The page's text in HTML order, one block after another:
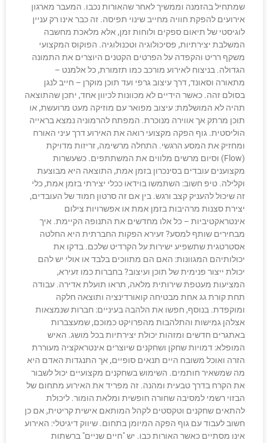
שמתחיל בהזמנה וממשיך לאחר שהאורות נכבו. המעבר מארגון
אירועים להפקת חוויה מחייב שינוי תפיסה. זה כבר אינו רק עניין
לוגיסטי של תיאום ספקים ולוחות זמן, אלא מלאכת מחשבה
המשלבת יצירתיות, פסיכולוגיה וטכנולוגיה. הפוקוס המקצועי
משקף רריט והקפדה על הפרטים הקטנים היוצרים את התמונה
הגדולה. בניצוח לאירוע מורכב כמו תזמורת, כל אלמנט –
מתאורה וסאונד, דרך עיצוב גרפי ועד תוכן מוקרן – חייב לנגן
בסולם זהה. כאשר הידיים לא מכוונות לכיוון אחד, יתכן שהתוצאה
תהיה לא המושלמת: עיצוב מפואר עם מוזיקה מעט מרועשת, או
תוכן מרתק אך אווירה מנוכרת. המפתח להרמוניה נמצא בראייה
הוליסטית. גוף הפקה מקצועי רואה את האירוע דרך עיני האורח
ומחזיק את המסע הרגשי. התחלה מרשימה, זריזות מדויקת
(Flow) וסיום מרשים מלווים את המשתתפים. כשעשרות
מקצוענים עובדים בסינכרון בזמן אמת, התוצאה היא מבוצעת
וקלילה. טיפ חשוב: השתמשו בוידאו ככלי יצירתי בזמן אמת, כלי
זה שיכול להעניק קצב ורגש. בין אם זה סרטון חמוד של העובדים,
יצירת סצנות מרהיבות בזמן אמת או אפשרויות צילום
אינטראקטיביות – כל אלו מחדשים את התנופה הקיימת. איך
מבחירים שותף למסע? זעירא הפקות החברתית היא החלטה
אסטרטגית שתשפיע ישירות על הקרדיט שלכם. בדקו את
יכולותיהם המגוונות: האם הם מתווכים בלבד או אולי יש להם
יכולת ייצור פנימית של תוכן ועיצוב? בחברות כמו זעירא,
המציעות מעטפת שירותית מלאה, תראו תועלת אדירה. עבודה
תחת קורת גג אחת מבטיחה קואורדינציה ותוצאה חלקה
ומוקפדת. בנוסף, חפשו את הלהבה בעיניים: חברות שנמצאות
אצלהן גמישות והתלהבות מהפרויקט כמוכם, שמעצברות
באתגרים חדשים ומזהות יכולת יצירתיות בכל מושג. האיש
המופלא: דמויות שחקן ושחקנים שיוצרים אינטראקציה מעוררת
הזרה ואוכל משובח היים תנאים סופיים, אך התנגדות האדם היא
מה שמשאיר חותמים. השימוש בשחקנים מקצועיים יכול לשבור
את הקרח בדרך טבעית ומהנה. זה מפריד את האירוע מתחום של
הבזוי רשמי למסיבה שחורה חופשית ומלאת הומור. ליכולת
להתאים שחקנים וטקסטים לקהל המותאם אישית קריטית, אם כן
חשוב לעבוד עם גוף הפקה המיומן בתחום. שיווק דיגיטלי: האירוע
אינו מסתיים כאשר האורות כבו. יש "חיים שניים" ברשתות